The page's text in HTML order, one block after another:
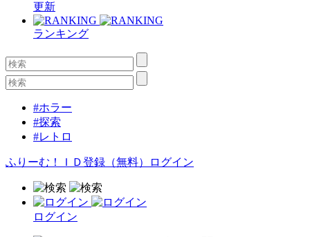
更新
ランキング
#ホラー
#探索
#レトロ
ふりーむ！ＩＤ登録（無料） ログイン
ログイン